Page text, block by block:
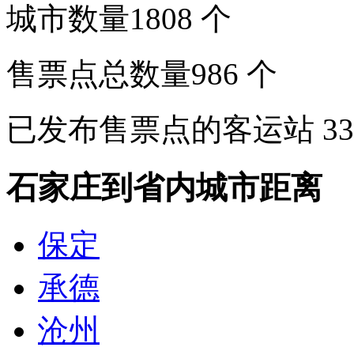
城市数量1808 个
售票点总数量986 个
已发布售票点的客运站
石家庄到省内城市距离
保定
承德
沧州